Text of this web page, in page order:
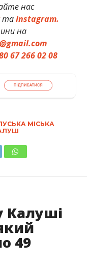
нас
таInstagram.
на
67 266 02 08
МІСЬКА
Калуші
49